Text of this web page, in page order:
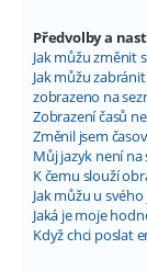
Předvolby a
Jak můžu změnit
Jak můžu
zobrazeno na
Zobrazení časů
Změnil jsem
Můj jazyk není na
K čemu slouží
Jak můžu u
Jaká je moje
Když chci poslat